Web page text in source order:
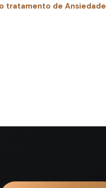
tratamento de Ansiedade